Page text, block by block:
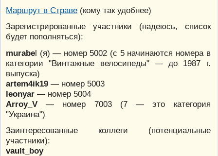
Маршрут в Страве (кому так удобнее)
Зарегистрированные участники (надеюсь, список
будет пополняться):
murabel (я) — номер 5002 (с 5 начинаются номера в
категории "Винтажные велосипеды" — до 1987 г.
выпуска)
artem4ik19 — номер 5003
leonyar — номер 5004
Arroy_V — номер 7003 (7 — это категория
"Украина")
Заинтересованные коллеги (потенциальные
участники):
vault_boy